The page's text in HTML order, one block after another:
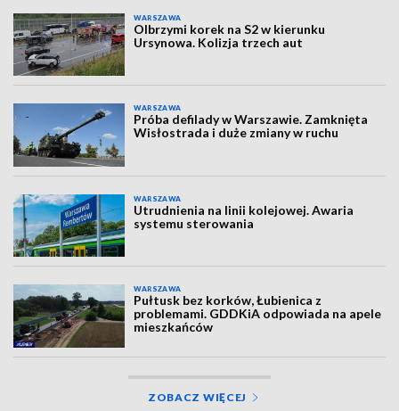
WARSZAWA
Olbrzymi korek na S2 w kierunku
Ursynowa. Kolizja trzech aut
WARSZAWA
Próba defilady w Warszawie. Zamknięta
Wisłostrada i duże zmiany w ruchu
WARSZAWA
Utrudnienia na linii kolejowej. Awaria
systemu sterowania
WARSZAWA
Pułtusk bez korków, Łubienica z
problemami. GDDKiA odpowiada na apele
mieszkańców
ZOBACZ WIĘCEJ